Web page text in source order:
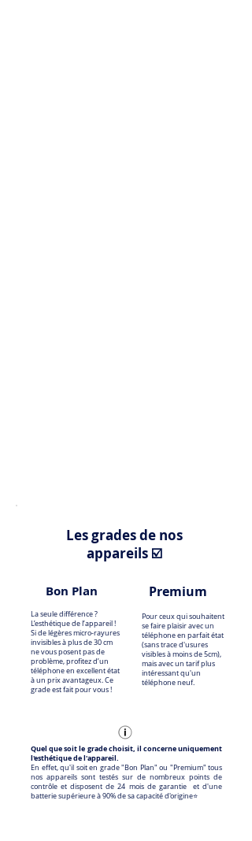
Les grades de nos
appareils ☑️
Bon Plan
La seule différence ?
L’esthétique de l’appareil !
Si de légères micro-rayures
invisibles à plus de 30 cm
ne vous posent pas de
problème, profitez d’un
téléphone en excellent état
à un prix avantageux. Ce
grade est fait pour vous !
Premium
Pour ceux qui souhaitent
se faire plaisir avec un
téléphone en parfait état
(sans trace d'usures
visibles à moins de 5cm),
mais avec un tarif plus
intéressant qu'un
téléphone neuf.
Quel que soit le grade choisit, il concerne uniquement
l'esthétique de l'appareil.
En effet, qu'il soit en grade "Bon Plan" ou "Premium" tous
nos appareils sont testés sur de nombreux points de
contrôle et disposent de 24 mois de garantie et d'une
batterie supérieure à 90% de sa capacité d'origine⭐️